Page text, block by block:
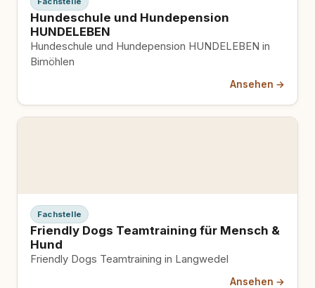
Hundeschule und Hundepension
HUNDELEBEN
Hundeschule und Hundepension HUNDELEBEN in
Bimöhlen
Ansehen →
Fachstelle
Friendly Dogs Teamtraining für Mensch &
Hund
Friendly Dogs Teamtraining in Langwedel
Ansehen →